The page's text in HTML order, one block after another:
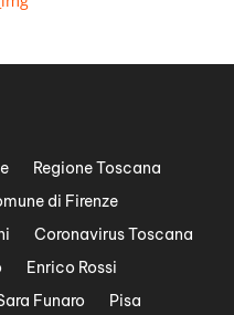
Regione Toscana
di Firenze
Coronavirus Toscana
Enrico Rossi
Funaro
Pisa